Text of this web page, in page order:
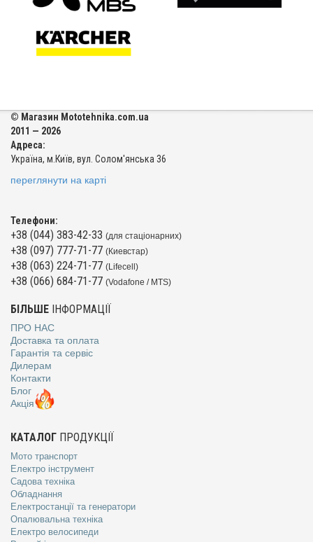
© Магазин Mototehnika.com.ua
2011 — 2026
Адреса:
Україна, м.Київ, вул. Солом'янська 36
переглянути на карті
Телефони:
+38 (044) 383-42-33 (для стаціонарних)
+38 (097) 777-71-77 (Киевстар)
+38 (063) 224-71-77 (Lifecell)
+38 (066) 684-71-77 (Vodafone / MTS)
БІЛЬШЕ ІНФОРМАЦІЇ
ПРО НАС
Доставка та оплата
Гарантія та сервіс
Дилерам
Контакти
Блог
Акція
КАТАЛОГ ПРОДУКЦІЇ
Мото транспорт
Електро інструмент
Садова техніка
Обладнання
Електростанції та генератори
Опалювальна техніка
Електро велосипеди